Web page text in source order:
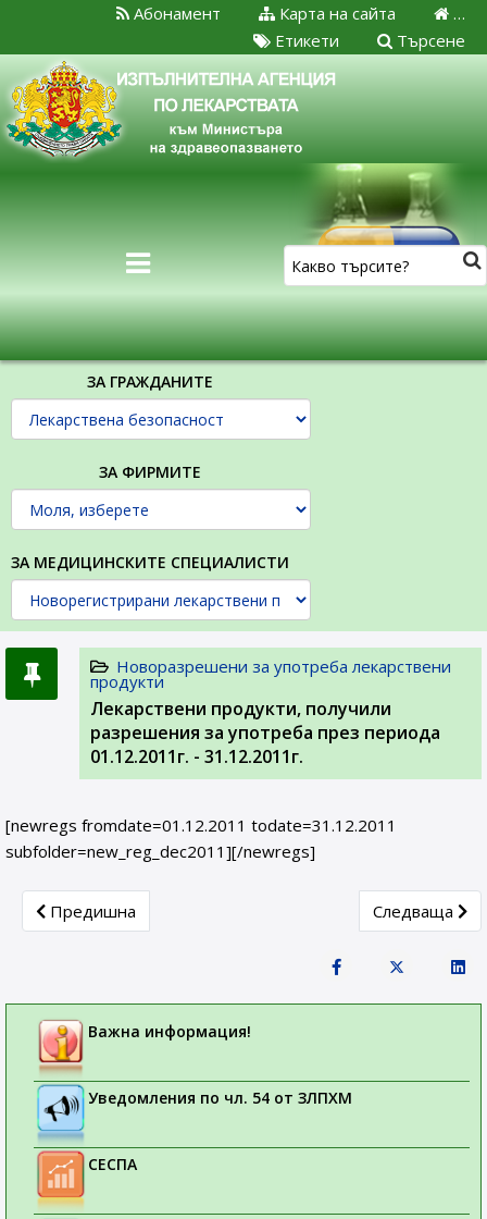
…
Карта на сайта
Абонамент
Търсене
Етикети
ЗА ГРАЖДАНИТЕ
ЗА ФИРМИТЕ
ЗА МЕДИЦИНСКИТЕ СПЕЦИАЛИСТИ
Новоразрешени за употреба лекарствени
продукти
Лекарствени продукти, получили
разрешения за употреба през периода
01.12.2011г. - 31.12.2011г.
[newregs fromdate=01.12.2011 todate=31.12.2011
subfolder=new_reg_dec2011][/newregs]
Previous article: Лекарствени продукти, получили
Предишна Next article:
Следваща
Важна информация!
Уведомления по чл. 54 от ЗЛПХМ
СЕСПА